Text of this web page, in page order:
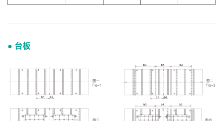
● 台板